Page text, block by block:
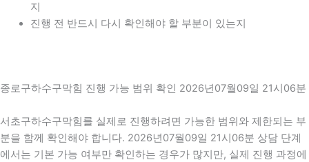
지
진행 전 반드시 다시 확인해야 할 부분이 있는지
종로구하수구막힘 진행 가능 범위 확인 2026년07월09일 21시06분
서초구하수구막힘를 실제로 진행하려면 가능한 범위와 제한되는 부
분을 함께 확인해야 합니다. 2026년07월09일 21시06분 상담 단계
에서는 기본 가능 여부만 확인하는 경우가 많지만, 실제 진행 과정에